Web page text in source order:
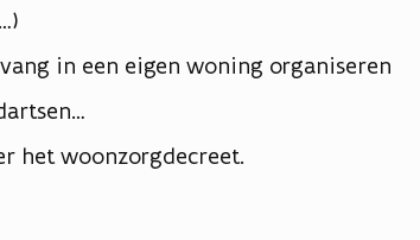
in een eigen woning organiseren
het woonzorgdecreet.